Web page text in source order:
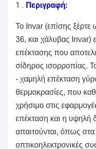
1 . Περιγραφή:
Το Invar (επίσης
36, και χάλυβας Invar)
επέκτασης που
σίδηρος ισορροπίας.
- χαμηλή επέκταση
θερμοκρασίες, που
χρήσιμο στις
επέκταση και η υψηλή
απαιτούνται, όπως
οπτικοηλεκτρονικές